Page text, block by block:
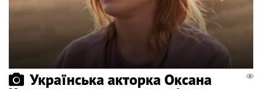
Українська акторка Оксана